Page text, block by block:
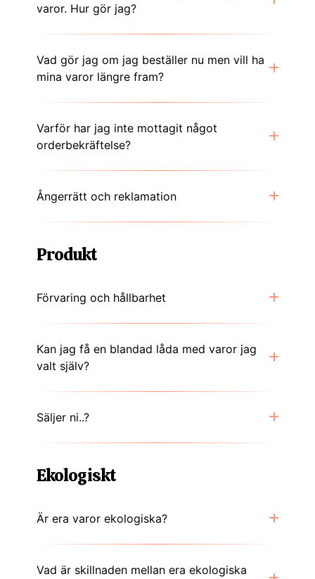
varor. Hur gör jag?
Vad gör jag om jag beställer nu men vill ha
mina varor längre fram?
Varför har jag inte mottagit något
orderbekräftelse?
Ångerrätt och reklamation
Produkt
Förvaring och hållbarhet
Kan jag få en blandad låda med varor jag
valt själv?
Säljer ni..?
Ekologiskt
Är era varor ekologiska?
Vad är skillnaden mellan era ekologiska